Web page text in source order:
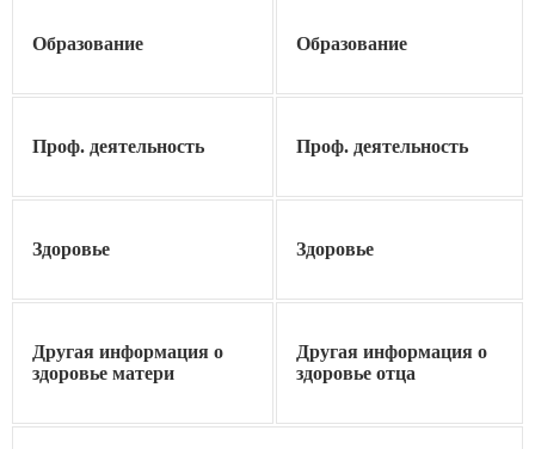
Образование Образование
Проф. деятельность Проф. деятельность
Здоровье Здоровье
Другая информация о
здоровье матери
Другая информация о
здоровье отца